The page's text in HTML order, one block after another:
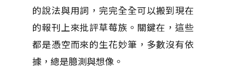
的說法與用詞，完完全全可以搬到現在
的報刊上來批評草莓族。關鍵在，這些
都是憑空而來的生花妙筆，多數沒有依
據，總是臆測與想像。